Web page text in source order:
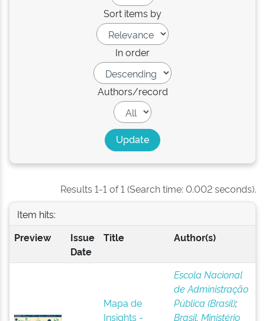
Sort items by
In order
Authors/record
Results 1-1 of 1 (Search time: 0.002 seconds).
Item hits:
Preview
Issue
Date
Title Author(s)
Mapa de
Insights -
Escola Nacional
de Administração
Pública (Brasil);
Brasil. Ministério